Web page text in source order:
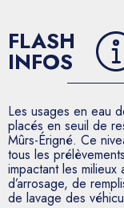
FLASH
INFOS
Les usages en eau
placés en seuil de
Mûrs-Érigné. Ce
tous les
impactant les
d’arrosage, de
de lavage des